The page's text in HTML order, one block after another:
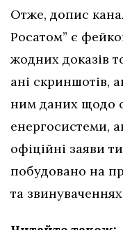
Отже, допис
Росатом” є
жодних доказів
ані скриншотів,
ним даних щодо
енергосистеми,
офіційні заяви
побудовано на
та звинуваченнях